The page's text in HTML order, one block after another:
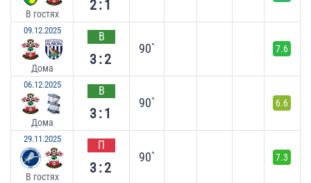
В гостях
2:1
09.12.2025
Дома
В
3:2
90` 7.6
06.12.2025
Дома
В
3:1
90` 6.6
29.11.2025
В гостях
П
3:2
90` 7.3